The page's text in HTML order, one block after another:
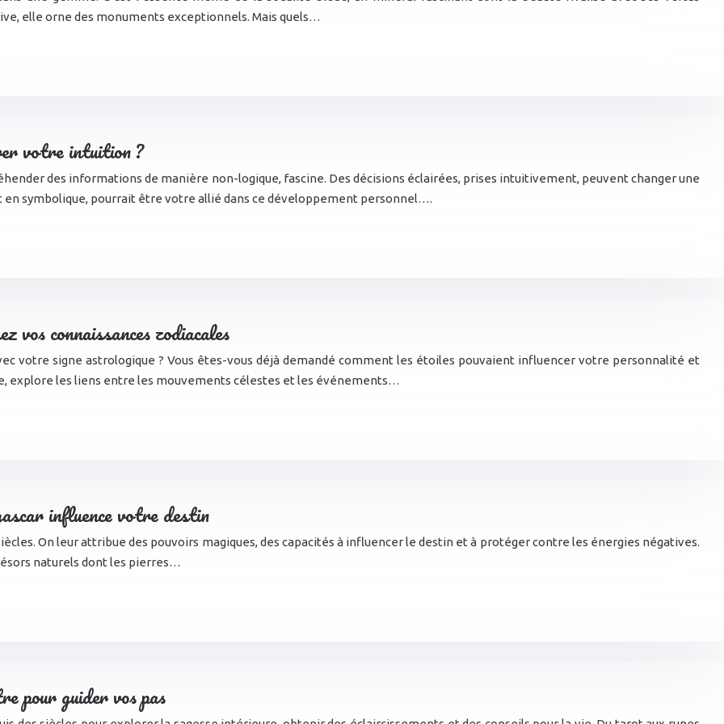
elle orne des monuments exceptionnels. Mais quels…
votre intuition ?
des informations de manière non-logique, fascine. Des décisions éclairées, prises intuitivement, peuvent changer une
symbolique, pourrait être votre allié dans ce développement personnel….
connaissances zodiacales
votre signe astrologique ? Vous êtes-vous déjà demandé comment les étoiles pouvaient influencer votre personnalité et
explore les liens entre les mouvements célestes et les événements…
influence votre destin
On leur attribue des pouvoirs magiques, des capacités à influencer le destin et à protéger contre les énergies négatives.
naturels dont les pierres…
pour guider vos pas